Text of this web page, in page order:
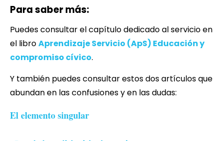
Para saber más:
Puedes consultar el capítulo dedicado al servicio en
el libroAprendizaje Servicio (ApS) Educación y
compromiso cívico.
Y también puedes consultar estos dos artículos que
abundan en las confusiones y en las dudas:
El elemento singular